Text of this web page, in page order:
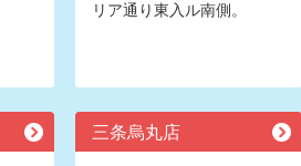
リア通り東入ル南側。
三条烏丸店